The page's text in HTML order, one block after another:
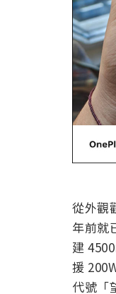
從外觀
年前就
建
援
代號「